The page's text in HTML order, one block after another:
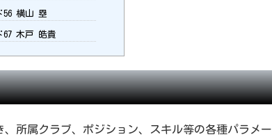
56 横山 塁
67 木戸 皓貴
所属クラブ、ポジション、スキル等の各種パラメー